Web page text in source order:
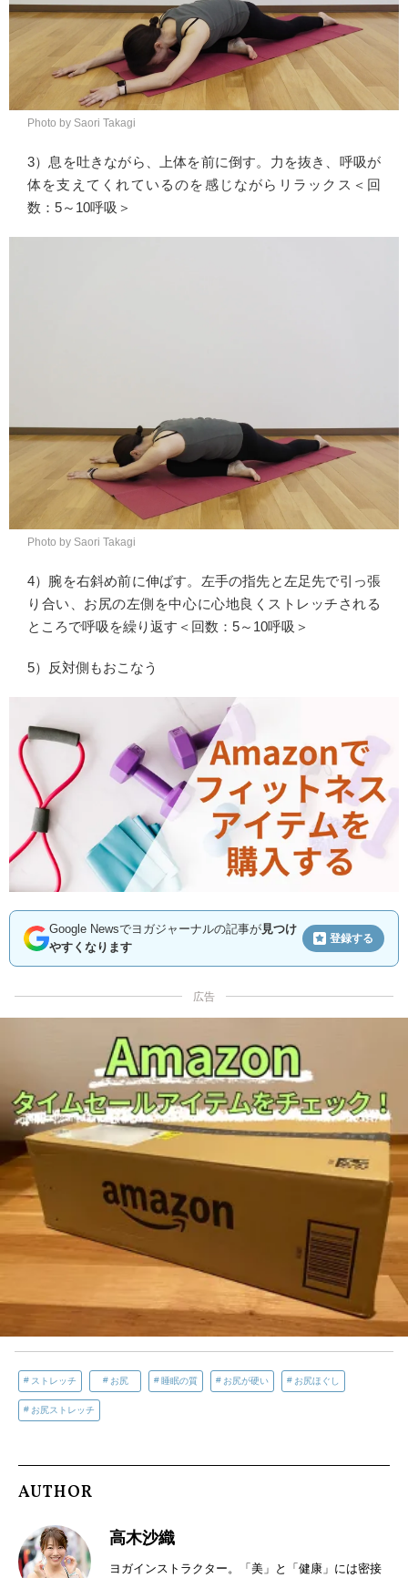
Photo by Saori Takagi
3）息を吐きながら、上体を前に倒す。力を抜き、呼吸が
体を支えてくれているのを感じながらリラックス＜回
数：5～10呼吸＞
Photo by Saori Takagi
4）腕を右斜め前に伸ばす。左手の指先と左足先で引っ張
り合い、お尻の左側を中心に心地良くストレッチされる
ところで呼吸を繰り返す＜回数：5～10呼吸＞
5）反対側もおこなう
Google Newsでヨガジャーナルの記事が見つけ
やすくなります
登録する
広告
ストレッチ お尻 睡眠の質 お尻が硬い お尻ほぐし
お尻ストレッチ
AUTHOR
高木沙織
ヨガインストラクター。「美」と「健康」には密接